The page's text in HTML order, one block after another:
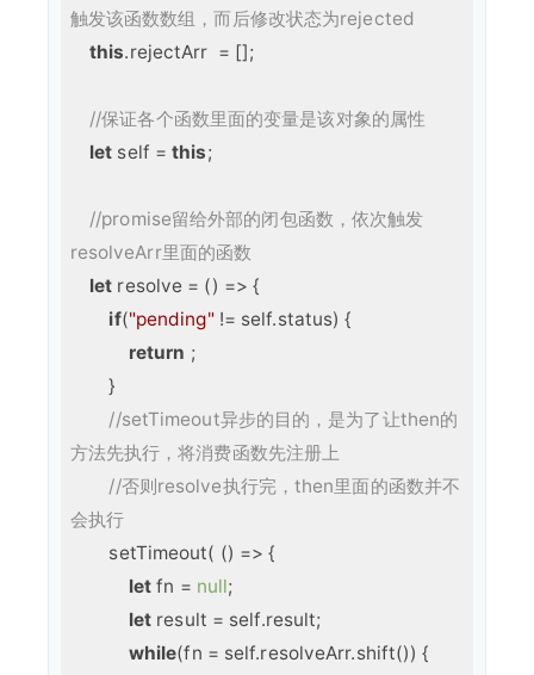
触发该函数数组，而后修改状态为rejected
this.rejectArr  = [];
//保证各个函数里面的变量是该对象的属性
let self = this;
//promise留给外部的闭包函数，依次触发
resolveArr里面的函数
let resolve = () => {
if("pending" != self.status) {
return ;
        }
//setTimeout异步的目的，是为了让then的
方法先执行，将消费函数先注册上
//否则resolve执行完，then里面的函数并不
会执行
        setTimeout(
() => {
let fn = null;
let result = self.result;
while(fn = self.resolveArr.shift()) {